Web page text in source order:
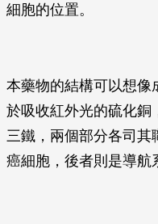
細胞的位置。
本藥物的結構可以想像
於吸收紅外光的硫化銅
三鐵，兩個部分各司
癌細胞，後者則是導航